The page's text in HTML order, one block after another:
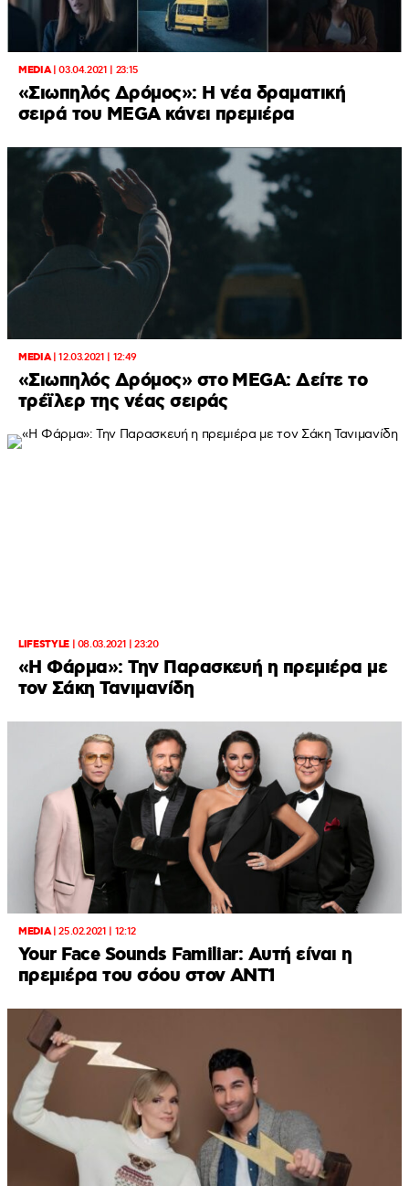
MEDIA|03.04.2021 | 23:15
«Σιωπηλός Δρόμος»: Η νέα δραματική
σειρά του MEGA κάνει πρεμιέρα
MEDIA|12.03.2021 | 12:49
«Σιωπηλός Δρόμος» στο MEGA: Δείτε το
τρέϊλερ της νέας σειράς
LIFESTYLE| 08.03.2021 | 23:20
«Η Φάρμα»: Την Παρασκευή η πρεμιέρα με
τον Σάκη Τανιμανίδη
MEDIA|25.02.2021 | 12:12
Your Face Sounds Familiar: Αυτή είναι η
πρεμιέρα του σόου στον ΑΝΤ1